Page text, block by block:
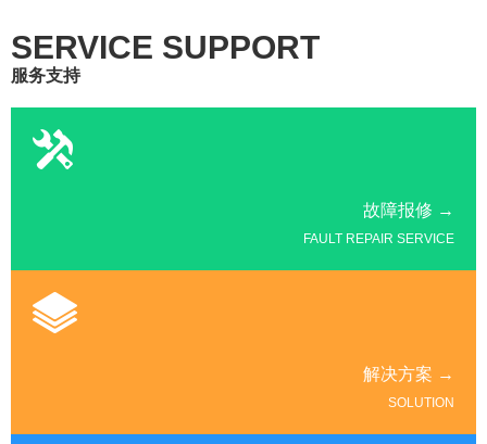
SERVICE SUPPORT
服务支持
故障报修 →
FAULT REPAIR SERVICE
解决方案 →
SOLUTION